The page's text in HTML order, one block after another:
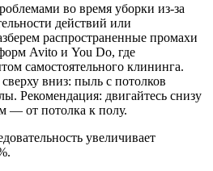
во время уборки из-за
действий или
распространенные промахи
Avito и You Do, где
самостоятельного клининга.
вниз: пыль с потолков
Рекомендация: двигайтесь снизу
— от потолка к полу.
увеличивает